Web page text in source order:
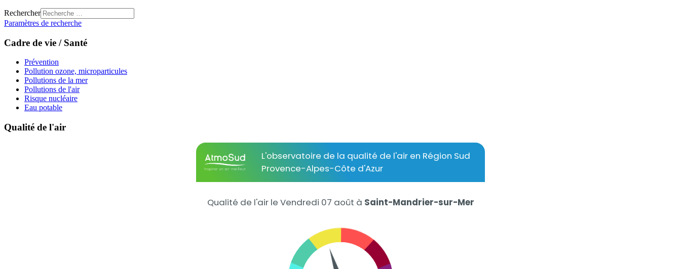
Rechercher
Paramètres de recherche
Cadre de vie / Santé
Prévention
Pollution ozone, microparticules
Pollutions de la mer
Pollutions de l'air
Risque nucléaire
Eau potable
Qualité de l'air